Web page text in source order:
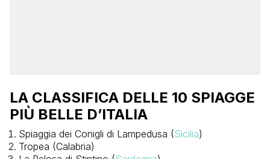
LA CLASSIFICA DELLE 10 SPIAGGE
PIÙ BELLE D’ITALIA
Spiaggia dei Conigli di Lampedusa (Sicilia)
Tropea (Calabria)